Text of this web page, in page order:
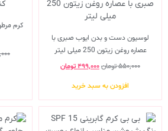
لوسیون دست و بدن ایوب صبری با
عصاره روغن زیتون 250 میلی لیتر
۵۵۰,۰۰۰تومان۴۹۹,۰۰۰تومان
افزودن به سبد خرید